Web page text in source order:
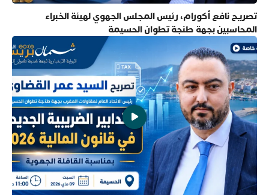
تصريح نافع أكورام، رئيس المجلس الجهوي لهيئة الخبراء
المحاسبين بجهة طنجة تطوان الحسيمة